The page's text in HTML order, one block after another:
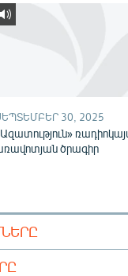
30, 2025
ծրագիր